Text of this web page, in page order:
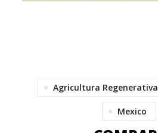
Agricultura Regenerativa
Mexico